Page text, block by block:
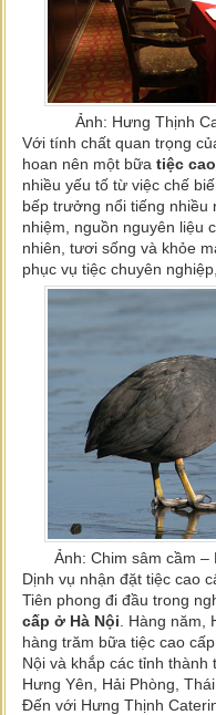
Ảnh: Hưng Thịnh
Với tính chất quan trọng
hoan nên một bữa tiệc
nhiều yếu tố từ việc chế
bếp trưởng nổi tiếng nhiều
nhiệm, nguồn nguyên liệu
nhiên, tươi sống và khỏe
phục vụ tiệc chuyên
Ảnh: Chim sâm cầm
Dịnh vụ nhận đặt tiệc cao
Tiên phong đi đầu trong
cấp ở Hà Nội . Hàng
hàng trăm bữa tiệc cao
Nội và khắp các tỉnh thành
Hưng Yên, Hải Phòng,
Đến với Hưng Thịnh